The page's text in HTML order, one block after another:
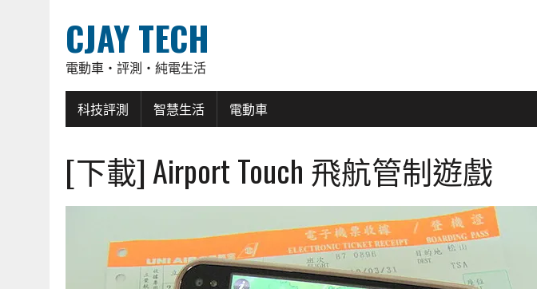
CJAY TECH
電動車・評測・純電生活
科技評測 智慧生活 電動車
[下載] Airport Touch 飛航管制遊戲